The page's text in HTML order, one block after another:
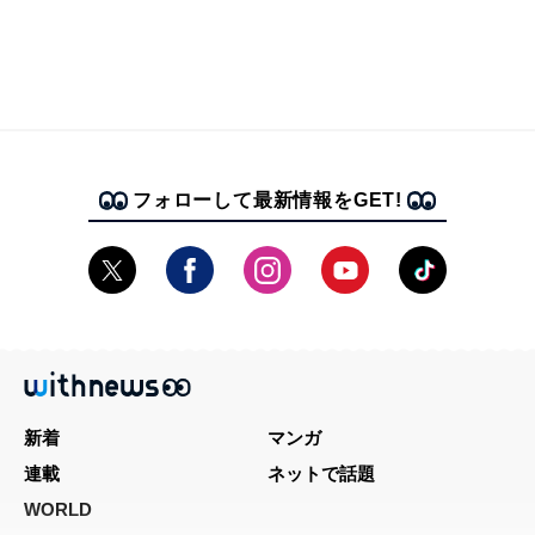
フォローして最新情報をGET!
新着
マンガ
連載
ネットで話題
WORLD